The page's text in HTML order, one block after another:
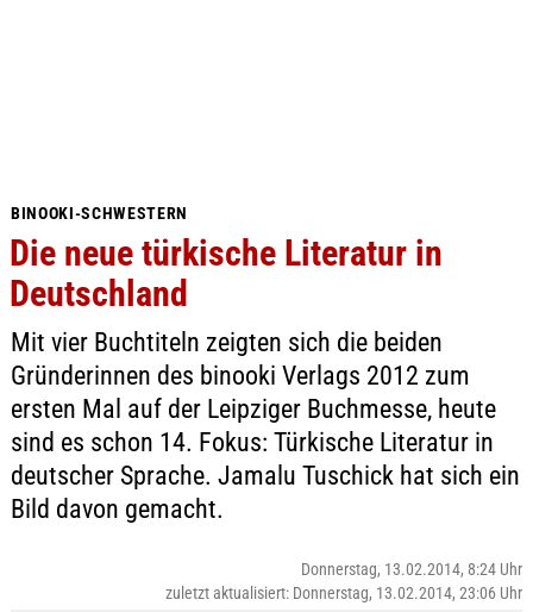
BINOOKI-SCHWESTERN
Die neue türkische Literatur in
Deutschland
Mit vier Buchtiteln zeigten sich die beiden
Gründerinnen des binooki Verlags 2012 zum
ersten Mal auf der Leipziger Buchmesse, heute
sind es schon 14. Fokus: Türkische Literatur in
deutscher Sprache. Jamalu Tuschick hat sich ein
Bild davon gemacht.
Donnerstag, 13.02.2014, 8:24 Uhr
zuletzt aktualisiert: Donnerstag, 13.02.2014, 23:06 Uhr